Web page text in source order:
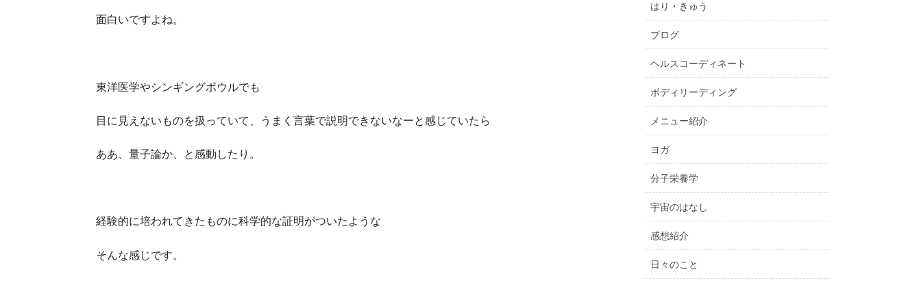
面白いですよね。
東洋医学やシンギングボウルでも
目に見えないものを扱っていて、うまく言葉で説明できないなーと感じていたら
ああ、量子論か、と感動したり。
経験的に培われてきたものに科学的な証明がついたような
そんな感じです。
はり・きゅう
ブログ
ヘルスコーディネート
ボディリーディング
メニュー紹介
ヨガ
分子栄養学
宇宙のはなし
感想紹介
日々のこと